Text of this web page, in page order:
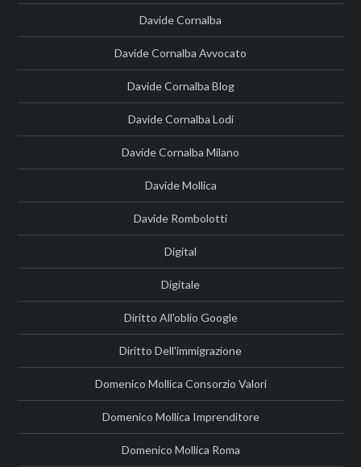
Davide Cornalba
Davide Cornalba Avvocato
Davide Cornalba Blog
Davide Cornalba Lodi
Davide Cornalba Milano
Davide Mollica
Davide Rombolotti
Digital
Digitale
Diritto All'oblio Google
Diritto Dell'immigrazione
Domenico Mollica Consorzio Valori
Domenico Mollica Imprenditore
Domenico Mollica Roma